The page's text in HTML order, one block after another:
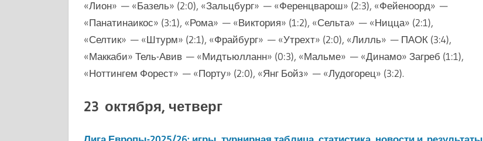
«Лион» — «Базель» (2:0), «Зальцбург» — «Ференцварош» (2:3), «Фейеноорд» —
«Панатинаикос» (3:1), «Рома» — «Виктория» (1:2), «Сельта» — «Ницца» (2:1),
«Селтик» — «Штурм» (2:1), «Фрайбург» — «Утрехт» (2:0), «Лилль» — ПАОК (3:4),
«Маккаби» Тель-Авив — «Мидтьюлланн» (0:3), «Мальме» — «Динамо» Загреб (1:1),
«Ноттингем Форест» — «Порту» (2:0), «Янг Бойз» — «Лудогорец» (3:2).
23 октября, четверг